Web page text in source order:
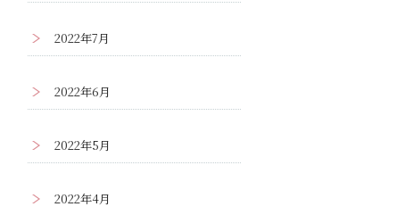
2022年7月
2022年6月
2022年5月
2022年4月